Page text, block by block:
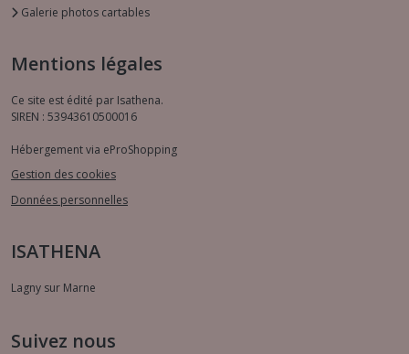
Galerie photos cartables
Mentions légales
Ce site est édité par Isathena.
SIREN : 53943610500016
Hébergement via eProShopping
Gestion des cookies
Données personnelles
ISATHENA
Lagny sur Marne
Suivez nous